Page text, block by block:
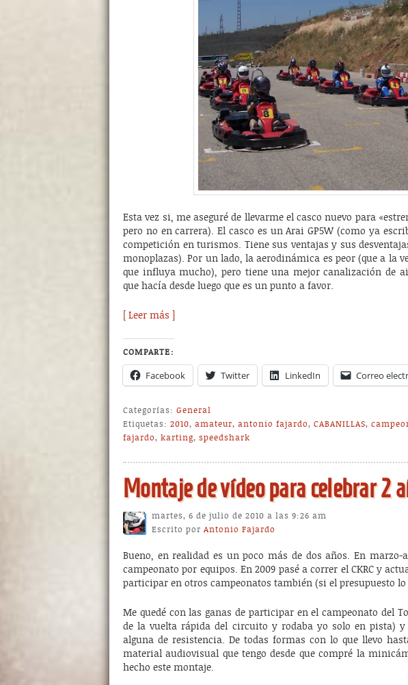
Esta vez si, me aseguré de llevarme el casco nuevo para
pero no en carrera). El casco es un Arai GP5W (como ya
competición en turismos. Tiene sus ventajas y sus
monoplazas). Por un lado, la aerodinámica es peor (que a la
que influya mucho), pero tiene una mejor canalización de
que hacía desde luego que es un punto a favor.
[ Leer más ]
COMPARTE:
Facebook Twitter LinkedIn Correo
Categorías: General
Etiquetas: 2010, amateur, antonio fajardo, CABANILLAS,
fajardo, karting, speedshark
Montaje de vídeo para celebrar 2
martes, 6 de julio de 2010 a las 9:26 am
Escrito por Antonio Fajardo
Bueno, en realidad es un poco más de dos años. En marzo-
campeonato por equipos. En 2009 pasé a correr el CKRC y
participar en otros campeonatos también (si el presupuesto
Me quedé con las ganas de participar en el campeonato del
de la vuelta rápida del circuito y rodaba yo solo en pista)
alguna de resistencia. De todas formas con lo que llevo
material audiovisual que tengo desde que compré la
hecho este montaje.